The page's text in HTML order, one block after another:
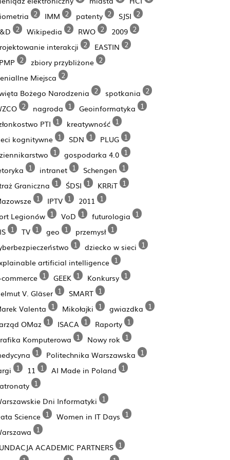
2 IMM 2 patenty 2 SJSI 2
2 Wikipedia 2 RWO 2 2009 2
interakcji 2 EASTIN 2
2 zbiory przybliżone 2
Miejsca 2
Bożego Narodzenia 2 spotkania 2
2 nagroda 1 Geoinformatyka 1
PTI
1 kreatywność 1
kognitywne 1 SDN 1 PLUG 1
1 gospodarka 4.0 1
1 intranet 1 Schengen 1
Graniczna 1 ŚDSI 1 KRRiT 1
1 IPTV 1 2011
1
Legionów 1 VoD 1 futurologia 1
1 TV 1 geo 1 przemysł 1
1 dziecko w sieci 1
artificial intelligence 1
1 GEEK 1 Konkursy 1
V. Gläser 1 SMART 1
Valenta 1 Mikołajki 1 gwiazdka 1
OMaz
1 ISACA 1 Raporty 1
Komputerowa 1 Nowy rok 1
1 Politechnika Warszawska 1
1 11 1 AI Made in Poland 1
1
Dni Informatyki
1
Science 1 Women in IT Days 1
1
ACADEMIC PARTNERS 1